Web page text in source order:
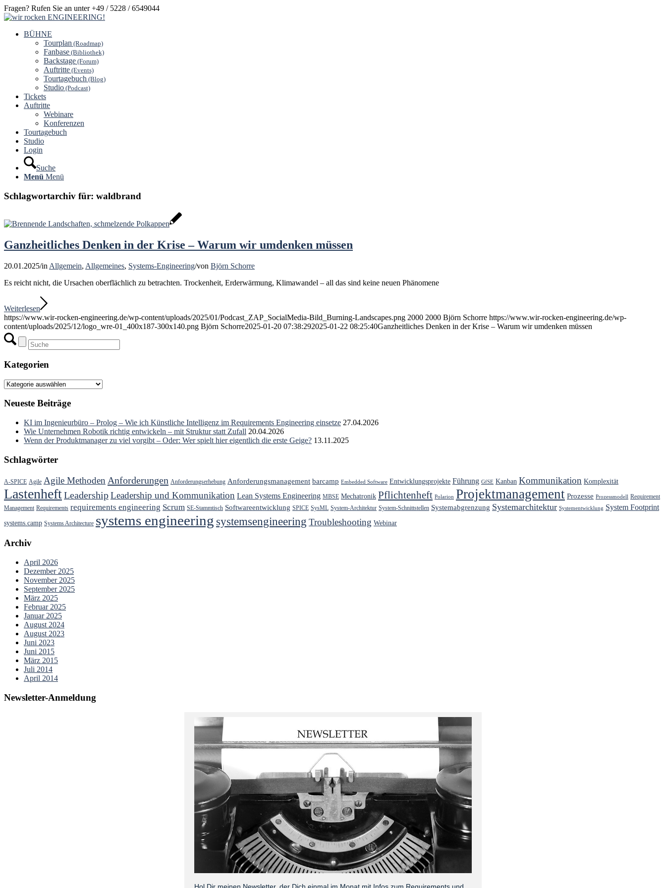
Fragen? Rufen Sie an unter +49 / 5228 / 6549044
BÜHNE
Tourplan (Roadmap)
Fanbase (Bibliothek)
Backstage (Forum)
Auftritte (Events)
Tourtagebuch (Blog)
Studio (Podcast)
Tickets
Auftritte
Webinare
Konferenzen
Tourtagebuch
Studio
Login
Suche
Menü Menü
Schlagwortarchiv für: waldbrand
Ganzheitliches Denken in der Krise – Warum wir umdenken müssen
20.01.2025/in Allgemein, Allgemeines, Systems-Engineering/von Björn Schorre
Es reicht nicht, die Ursachen oberflächlich zu betrachten. Trockenheit, Erderwärmung, Klimawandel – all das sind keine neuen Phänomene
Weiterlesen
https://www.wir-rocken-engineering.de/wp-content/uploads/2025/01/Podcast_ZAP_SocialMedia-Bild_Burning-Landscapes.png 2000 2000 Björn Schorre https://www.wir-rocken-engineering.de/wp-
content/uploads/2025/12/logo_wre-01_400x187-300x140.png Björn Schorre2025-01-20 07:38:292025-01-22 08:25:40Ganzheitliches Denken in der Krise – Warum wir umdenken müssen
Kategorien
Kategorien
Neueste Beiträge
KI im Ingenieurbüro – Prolog – Wie ich Künstliche Intelligenz im Requirements Engineering einsetze 27.04.2026
Wie Unternehmen Robotik richtig entwickeln – mit Struktur statt Zufall 20.04.2026
Wenn der Produktmanager zu viel vorgibt – Oder: Wer spielt hier eigentlich die erste Geige? 13.11.2025
Schlagwörter
A-SPICE Agile Agile Methoden Anforderungen Anforderungserhebung Anforderungsmanagement barcamp Embedded Software Entwicklungsprojekte Führung GfSE Kanban Kommunikation Komplexität
LastenheftLeadershipLeadership und Kommunikation Lean Systems Engineering MBSE Mechatronik Pflichtenheft Polarion Projektmanagement Prozesse Prozessmodell Requirement
Management Requirements requirements engineering Scrum SE-Stammtisch Softwareentwicklung SPICE SysML System-Architektur System-Schnittstellen Systemabgrenzung Systemarchitektur Systementwicklung System Footprint
systems.camp Systems Architecture systems engineering systemsengineering Troubleshooting Webinar
Archiv
April 2026
Dezember 2025
November 2025
September 2025
März 2025
Februar 2025
Januar 2025
August 2024
August 2023
Juni 2023
Juni 2015
März 2015
Juli 2014
April 2014
Newsletter-Anmeldung